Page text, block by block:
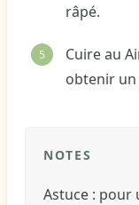
râpé.
Cuire au
obtenir
NOTES
Astuce : pour